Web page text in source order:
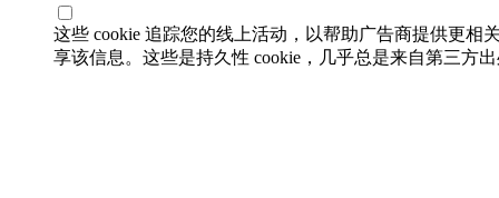
这些 cookie 追踪您的线上活动，以帮助广告商提供更相
享该信息。这些是持久性 cookie，几乎总是来自第三方